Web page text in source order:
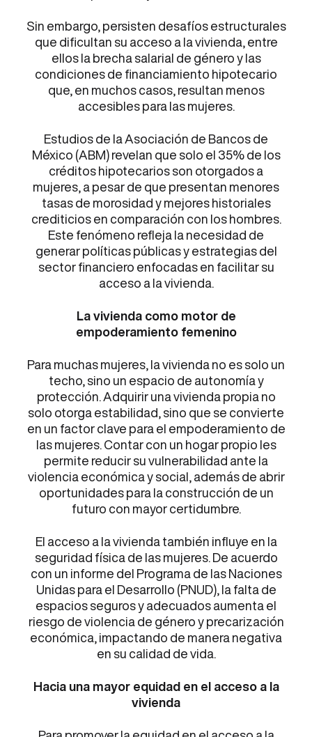
Sin embargo, persisten desafíos estructurales
que dificultan su acceso a la vivienda, entre
ellos la brecha salarial de género y las
condiciones de financiamiento hipotecario
que, en muchos casos, resultan menos
accesibles para las mujeres.
Estudios de la Asociación de Bancos de
México (ABM) revelan que solo el 35% de los
créditos hipotecarios son otorgados a
mujeres, a pesar de que presentan menores
tasas de morosidad y mejores historiales
crediticios en comparación con los hombres.
Este fenómeno refleja la necesidad de
generar políticas públicas y estrategias del
sector financiero enfocadas en facilitar su
acceso a la vivienda.
La vivienda como motor de
empoderamiento femenino
Para muchas mujeres, la vivienda no es solo un
techo, sino un espacio de autonomía y
protección. Adquirir una vivienda propia no
solo otorga estabilidad, sino que se convierte
en un factor clave para el empoderamiento de
las mujeres. Contar con un hogar propio les
permite reducir su vulnerabilidad ante la
violencia económica y social, además de abrir
oportunidades para la construcción de un
futuro con mayor certidumbre.
El acceso a la vivienda también influye en la
seguridad física de las mujeres. De acuerdo
con un informe del Programa de las Naciones
Unidas para el Desarrollo (PNUD), la falta de
espacios seguros y adecuados aumenta el
riesgo de violencia de género y precarización
económica, impactando de manera negativa
en su calidad de vida.
Hacia una mayor equidad en el acceso a la
vivienda